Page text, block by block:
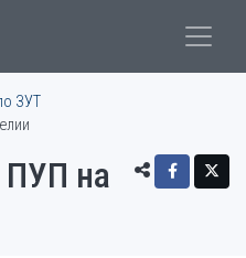
ЗУТ
ПУП на